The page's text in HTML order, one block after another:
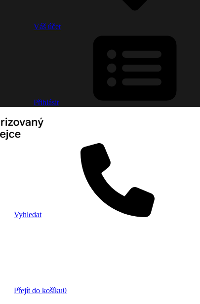
Váš účet
Přihlásit
Vyhledat
Přejít do košíku0